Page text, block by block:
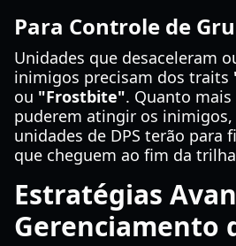
Para Controle de
Unidades que desaceleram
inimigos precisam dos traits
ou "Frostbite". Quanto
puderem atingir os
unidades de DPS terão para
que cheguem ao fim da
Estratégias
Gerenciamento